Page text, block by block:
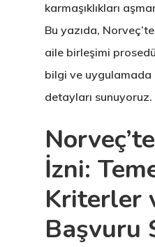
karmaşıklıkları
Bu yazıda,
aile birleşimi
bilgi ve uygulamada
detayları sunuyoruz.
İzni:
Kriterler
Başvuru